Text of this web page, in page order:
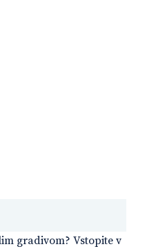
gradivom? Vstopite v